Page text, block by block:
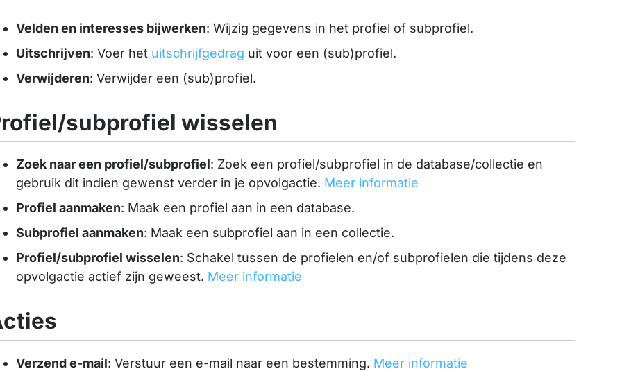
Velden en interesses bijwerken: Wijzig gegevens in het profiel of subprofiel.
Uitschrijven: Voer het uitschrijfgedrag uit voor een (sub)profiel.
Verwijderen: Verwijder een (sub)profiel.
subprofiel wisselen
Zoek naar een profiel/subprofiel: Zoek een profiel/subprofiel in de database/collectie en
gebruik dit indien gewenst verder in je opvolgactie. Meer informatie
Profiel aanmaken: Maak een profiel aan in een database.
Subprofiel aanmaken: Maak een subprofiel aan in een collectie.
Profiel/subprofiel wisselen: Schakel tussen de profielen en/of subprofielen die tijdens deze
opvolgactie actief zijn geweest. Meer informatie
Verzend e-mail: Verstuur een e-mail naar een bestemming. Meer informatie